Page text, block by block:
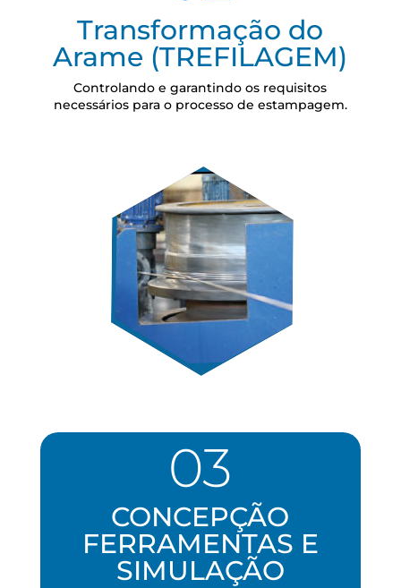
Transformação do
Arame (TREFILAGEM)
Controlando e garantindo os requisitos
necessários para o processo de estampagem.
03
CONCEPÇÃO
FERRAMENTAS E
SIMULAÇÃO